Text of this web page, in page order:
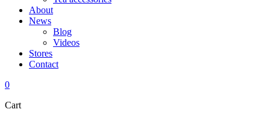
About
News
Blog
Videos
Stores
Contact
0
Cart